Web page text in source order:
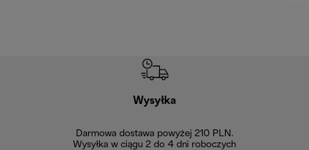
Wysyłka
Darmowa dostawa powyżej 210 PLN.
Wysyłka w ciągu 2 do 4 dni roboczych